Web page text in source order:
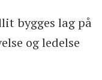
bygges lag på
og ledelse